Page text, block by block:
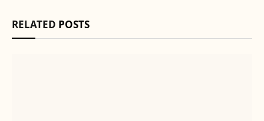
RELATED POSTS